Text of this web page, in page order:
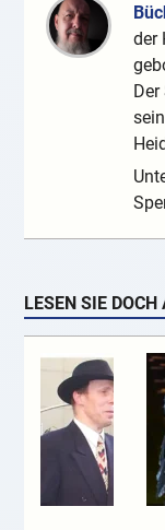
der
LESEN SIE DOCH